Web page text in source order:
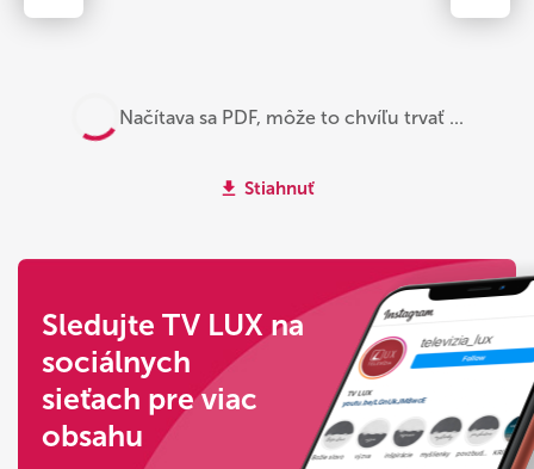
Načítava sa PDF, môže to chvíľu trvať ...
Stiahnuť
Sledujte TV LUX na
sociálnych
sieťach pre viac
obsahu